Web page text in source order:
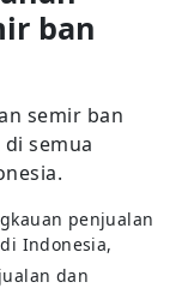
ban
semir ban
semua
penjualan
Indonesia,
dan